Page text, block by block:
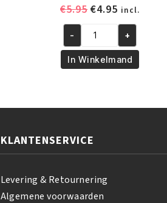
€5.95Oorspronkelijke
was:
€5.95.
€4.95 Huidige
prijs
is:
€4.95.
incl.
Africas
Best
Instant
aantal
- +
In Winkelmand
KLANTENSERVICE
Levering & Retournering
Algemene voorwaarden